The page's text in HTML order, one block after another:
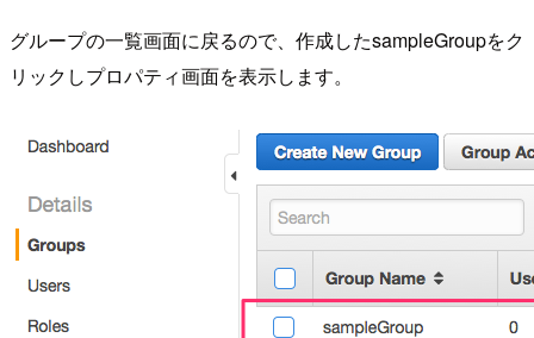
グループの一覧画面に戻るので、作成したsampleGroupをク
リックしプロパティ画面を表示します。